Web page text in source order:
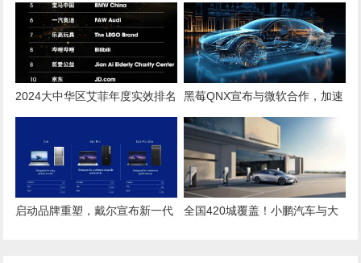
计算产业新生态
势，“魔域”经典形象亮相哈尔滨
雪博会
2024大中华区艾菲年度实效排名
黑莓QNX宣布与微软合作，加速
软件定义汽车开发
启动品牌重塑，戴尔宣布新一代
全国420城覆盖！小鹏汽车与大